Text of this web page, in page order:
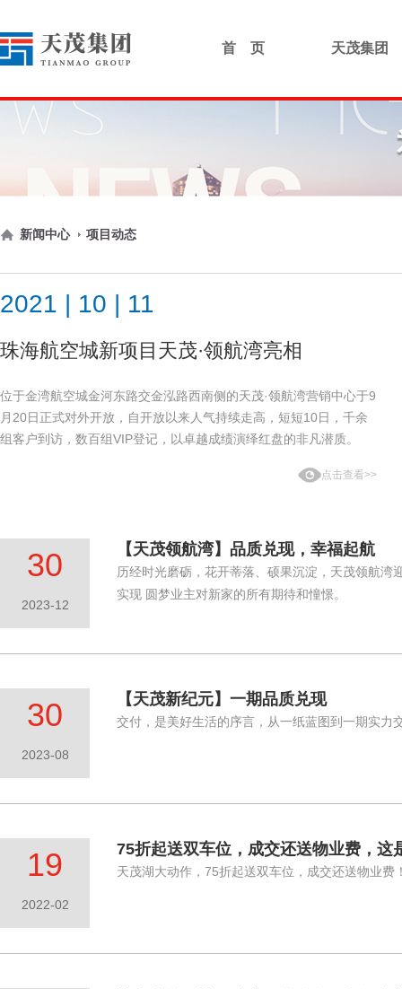
首 页 天茂集团
新闻中心 项目动态
2021 | 10 | 11
珠海航空城新项目天茂·领航湾亮相
位于金湾航空城金河东路交金泓路西南侧的天茂·领航湾营销中心于9
月20日正式对外开放，自开放以来人气持续走高，短短10日，千余
组客户到访，数百组VIP登记，以卓越成绩演绎红盘的非凡潜质。
点击查看>>
30
2023-12
【天茂领航湾】品质兑现，幸福起航
历经时光磨砺，花开蒂落、硕果沉淀，天茂领航
实现 圆梦业主对新家的所有期待和憧憬。
30
2023-08
【天茂新纪元】一期品质兑现
交付，是美好生活的序言，从一纸蓝图到一期实力
19
2022-02
75折起送双车位，成交还送物业费，这
天茂湖大动作，75折起送双车位，成交还送物业费